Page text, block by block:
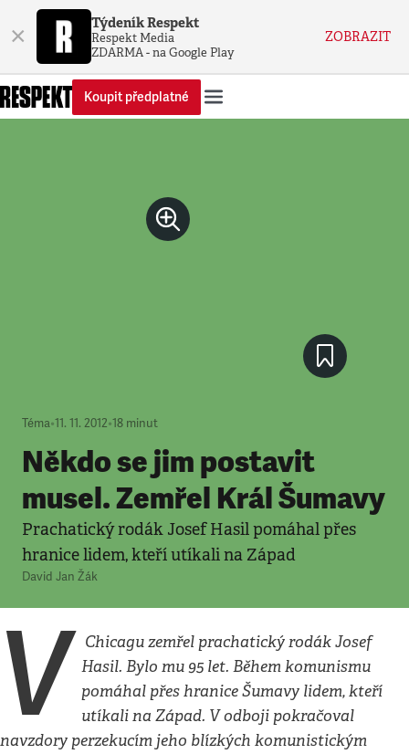
× Týdeník Respekt
Respekt Media
ZDARMA - na Google Play
ZOBRAZIT
Koupit předplatné
Téma•11. 11. 2012•18 minut
Někdo se jim postavit
musel. Zemřel Král Šumavy
Prachatický rodák Josef Hasil pomáhal přes
hranice lidem, kteří utíkali na Západ
David Jan Žák
V
Chicagu zemřel prachatický rodák Josef
Hasil. Bylo mu 95 let. Během komunismu
pomáhal přes hranice Šumavy lidem, kteří
utíkali na Západ. V odboji pokračoval
navzdory perzekucím jeho blízkých komunistickým